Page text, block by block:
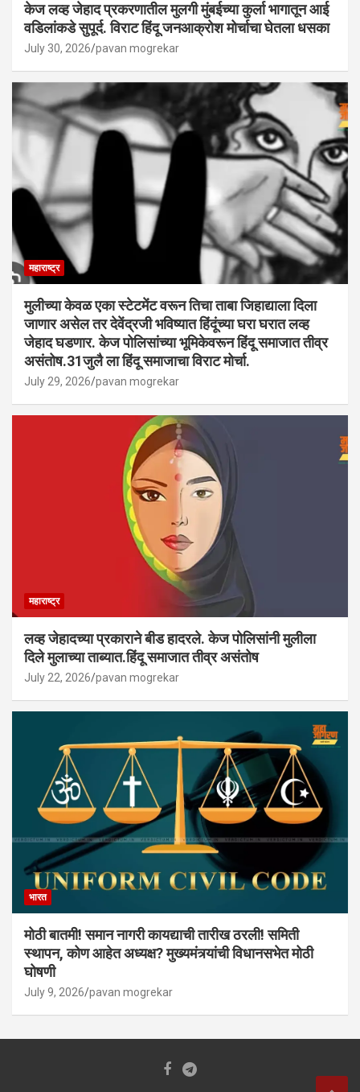
केज लव्ह जेहाद प्रकरणातील मुलगी मुंबईच्या कुर्ला भागातून आई
वडिलांकडे सुपूर्द. विराट हिंदू जनआक्रोश मोर्चाचा घेतला धसका
July 30, 2026 pavan mogrekar
महाराष्ट्र
मुलीच्या केवळ एका स्टेटमेंट वरून तिचा ताबा जिहाद्याला दिला
जाणार असेल तर देवेंद्रजी भविष्यात हिंदूंच्या घरा घरात लव्ह
जेहाद घडणार. केज पोलिसांच्या भूमिकेवरून हिंदू समाजात तीव्र
असंतोष.31जुलै ला हिंदू समाजाचा विराट मोर्चा.
July 29, 2026 pavan mogrekar
महाराष्ट्र
लव्ह जेहादच्या प्रकाराने बीड हादरले. केज पोलिसांनी मुलीला
दिले मुलाच्या ताब्यात.हिंदू समाजात तीव्र असंतोष
July 22, 2026 pavan mogrekar
भारत
मोठी बातमी! समान नागरी कायद्याची तारीख ठरली! समिती
स्थापन, कोण आहेत अध्यक्ष? मुख्यमंत्र्यांची विधानसभेत मोठी
घोषणी
July 9, 2026 pavan mogrekar